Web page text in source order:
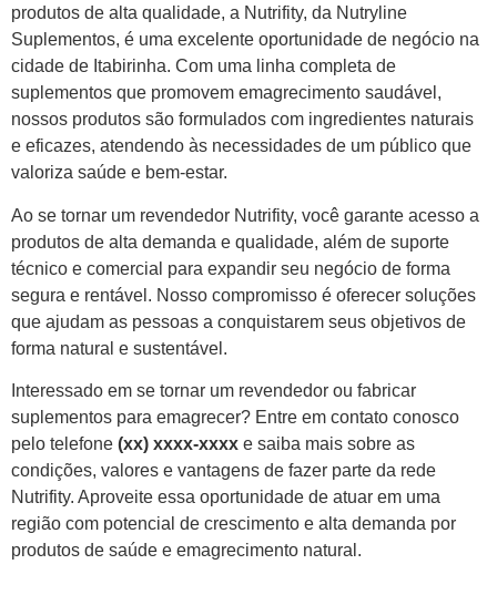
produtos de alta qualidade, a Nutrifity, da Nutryline
Suplementos, é uma excelente oportunidade de negócio na
cidade de Itabirinha. Com uma linha completa de
suplementos que promovem emagrecimento saudável,
nossos produtos são formulados com ingredientes naturais
e eficazes, atendendo às necessidades de um público que
valoriza saúde e bem-estar.
Ao se tornar um revendedor Nutrifity, você garante acesso a
produtos de alta demanda e qualidade, além de suporte
técnico e comercial para expandir seu negócio de forma
segura e rentável. Nosso compromisso é oferecer soluções
que ajudam as pessoas a conquistarem seus objetivos de
forma natural e sustentável.
Interessado em se tornar um revendedor ou fabricar
suplementos para emagrecer? Entre em contato conosco
pelo telefone (xx) xxxx-xxxx e saiba mais sobre as
condições, valores e vantagens de fazer parte da rede
Nutrifity. Aproveite essa oportunidade de atuar em uma
região com potencial de crescimento e alta demanda por
produtos de saúde e emagrecimento natural.